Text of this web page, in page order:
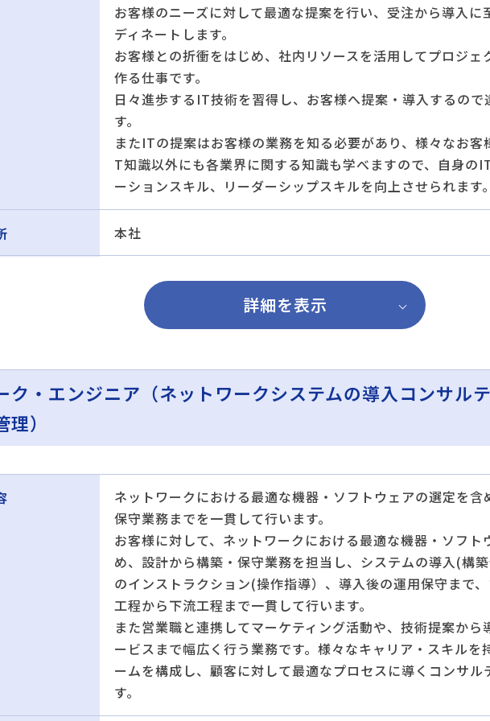
お客様のニーズに対して最適な提案を行い、受注から導入に
ディネートします。
お客様との折衝をはじめ、社内リソースを活用してプロジェ
作る仕事です。
日々進歩するIT技術を習得し、お客様へ提案・導入するので
す。
またITの提案はお客様の業務を知る必要があり、様々なお客
T知識以外にも各業界に関する知識も学べますので、自身の
ーションスキル、リーダーシップスキルを向上させられます。
本社
詳細を表示
ク・エンジニア（ネットワークシステムの導入コンサル
）
ネットワークにおける最適な機器・ソフトウェアの選定を含
保守業務までを一貫して行います。
お客様に対して、ネットワークにおける最適な機器・ソフト
め、設計から構築・保守業務を担当し、システムの導入(構
のインストラクション(操作指導）、導入後の運用保守まで
工程から下流工程まで一貫して行います。
また営業職と連携してマーケティング活動や、技術提案から
ービスまで幅広く行う業務です。様々なキャリア・スキルを
ームを構成し、顧客に対して最適なプロセスに導くコンサル
す。